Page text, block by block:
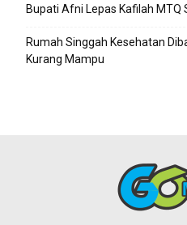
Bupati Afni Lepas Kafilah MTQ
Rumah Singgah Kesehatan
Kurang Mampu